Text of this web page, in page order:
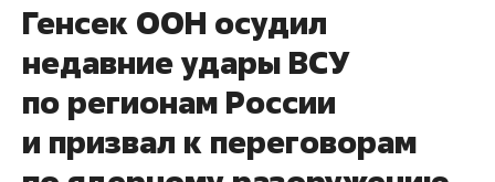
Генсек ООН осудил
недавние удары ВСУ
по регионам России
и призвал к переговорам